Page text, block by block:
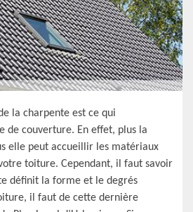
la charpente est ce qui
de couverture. En effet, plus la
elle peut accueillir les matériaux
toiture. Cependant, il faut savoir
définit la forme et le degrés
il faut de cette dernière